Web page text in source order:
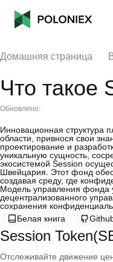
Домашняя страница
Что такое
Обновлено:
Инновационная структура
области, привнося свои
проектирование и
уникальную сущность,
экосистемой Session
Швейцария. Этот фонд
создавая среду, где
Модель управления фонда
децентрализованного
сохранения
Белая книга
Session
Отслеживайте движение